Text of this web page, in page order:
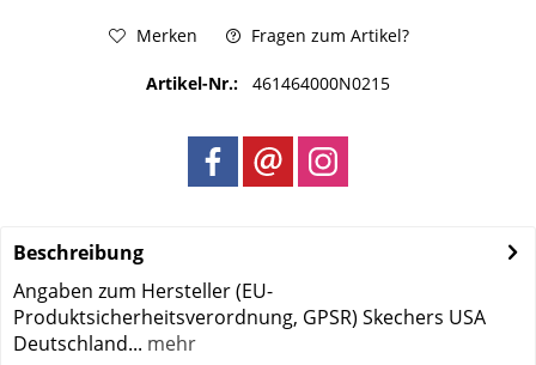
Merken Fragen zum Artikel?
Artikel-Nr.: 461464000N0215
Beschreibung
Angaben zum Hersteller (EU-
Produktsicherheitsverordnung, GPSR) Skechers USA
Deutschland... mehr